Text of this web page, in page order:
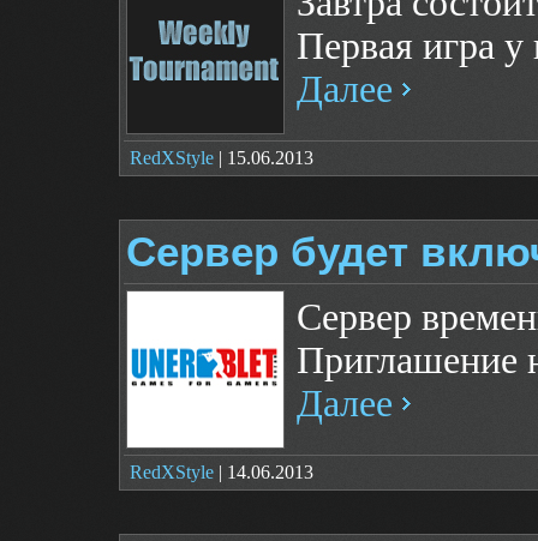
Первая игра
Далее
RedXStyle | 15.06.2013
Сервер будет
Сервер
Приглашение
Далее
RedXStyle | 14.06.2013